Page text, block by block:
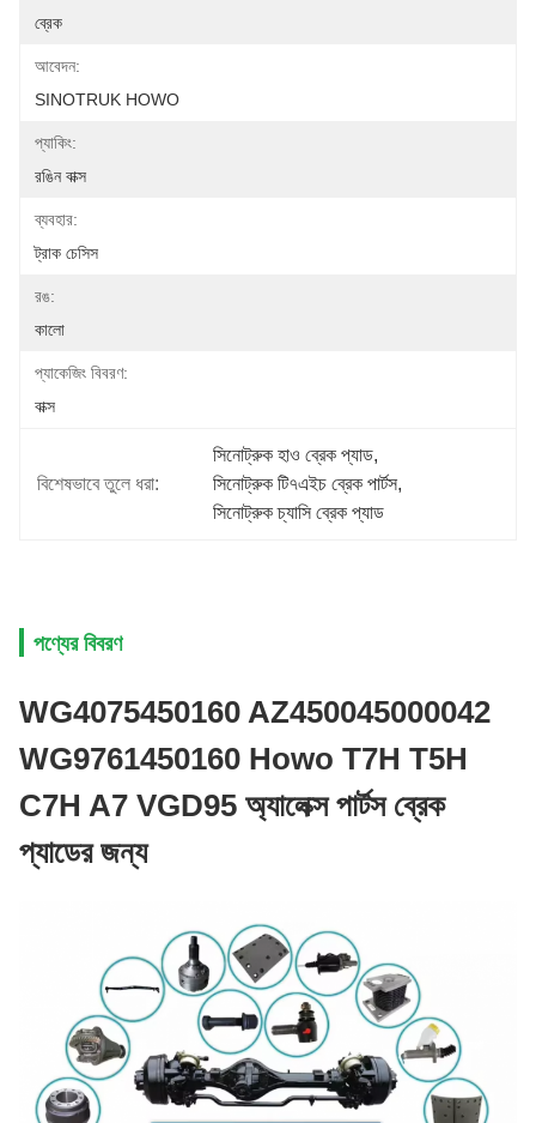
ব্রেক
আবেদন:
SINOTRUK HOWO
প্যাকিং:
রঙিন বাক্স
ব্যবহার:
ট্রাক চেসিস
রঙ:
কালো
প্যাকেজিং বিবরণ:
বাক্স
বিশেষভাবে তুলে ধরা:
সিনোট্রুক হাও ব্রেক প্যাড,
সিনোট্রুক টি৭এইচ ব্রেক পার্টস,
সিনোট্রুক চ্যাসি ব্রেক প্যাড
পণ্যের বিবরণ
WG4075450160 AZ450045000042
WG9761450160 Howo T7H T5H
C7H A7 VGD95 অ্যালেক্স পার্টস ব্রেক
প্যাডের জন্য